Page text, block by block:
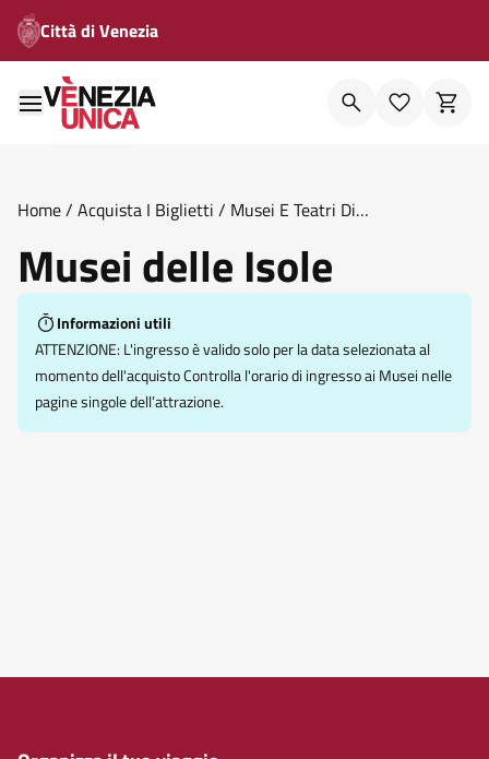
Città di Venezia
Home/ Acquista I Biglietti / Musei E Teatri Di
Musei delle Isole
Informazioni utili
ATTENZIONE: L'ingresso è valido solo per la data selezionata al
momento dell'acquisto Controlla l'orario di ingresso ai Musei nelle
pagine singole dell’attrazione.